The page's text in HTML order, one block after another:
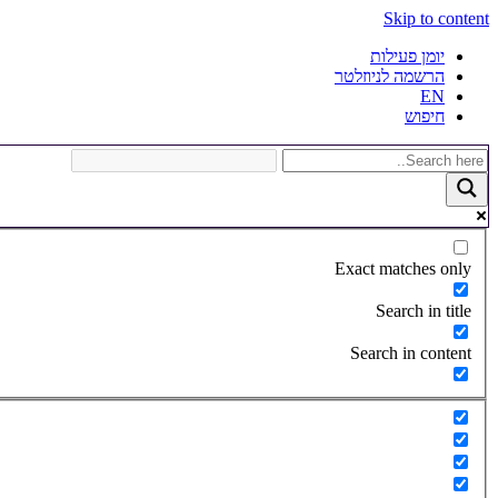
Skip to content
יומן פעילות
הרשמה לניוזלטר
EN
חיפוש
Exact matches only
Search in title
Search in content